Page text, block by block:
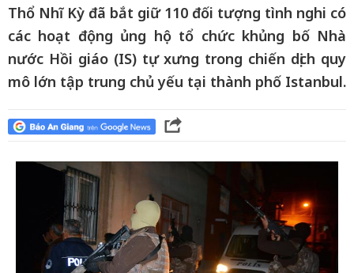
Thổ Nhĩ Kỳ đã bắt giữ 110 đối tượng tình nghi có
các hoạt động ủng hộ tổ chức khủng bố Nhà
nước Hồi giáo (IS) tự xưng trong chiến dịch quy
mô lớn tập trung chủ yếu tại thành phố Istanbul.